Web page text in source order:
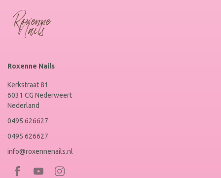
Roxenne Nails
Kerkstraat 81
6031 CG Nederweert
Nederland
0495 626627
0495 626627
info@roxennenails.nl
Bezoek